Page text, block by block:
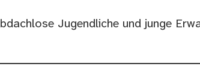
Jugendliche und junge